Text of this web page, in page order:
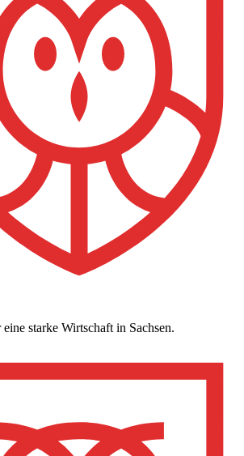
starke Wirtschaft in Sachsen.